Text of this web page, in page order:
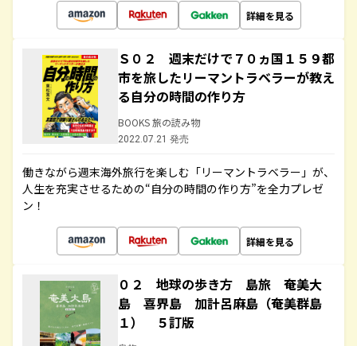
詳細を見る
Ｓ０２ 週末だけで７０ヵ国１５９都
市を旅したリーマントラベラーが教え
る自分の時間の作り方
BOOKS 旅の読み物
2022.07.21 発売
働きながら週末海外旅行を楽しむ「リーマントラベラー」が、
人生を充実させるための“自分の時間の作り方”を全力プレゼ
ン！
詳細を見る
０２ 地球の歩き方 島旅 奄美大
島 喜界島 加計呂麻島（奄美群島
１） ５訂版